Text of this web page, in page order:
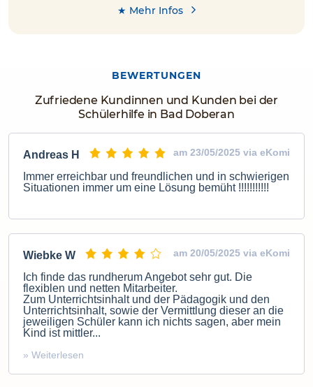
★ Mehr Infos
BEWERTUNGEN
Zufriedene Kundinnen und Kunden bei der
Schülerhilfe in Bad Doberan
Andreas H am 23/05/2025 via eKomi
Immer erreichbar und freundlichen und in schwierigen
Situationen immer um eine Lösung bemüht !!!!!!!!!!!
Wiebke W am 20/05/2025 via eKomi
Ich finde das rundherum Angebot sehr gut. Die
flexiblen und netten Mitarbeiter.
Zum Unterrichtsinhalt und der Pädagogik und den
Unterrichtsinhalt, sowie der Vermittlung dieser an die
jeweiligen Schüler kann ich nichts sagen, aber mein
Kind ist mittler...
» Weiterlesen